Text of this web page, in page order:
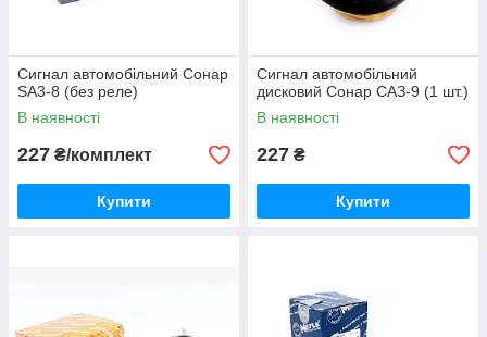
Сигнал автомобільний Сонар
SA3-8 (без реле)
В наявності
227 ₴/комплект
Купити
Сигнал автомобільний
дисковий Сонар САЗ-9 (1 шт.)
В наявності
227 ₴
Купити